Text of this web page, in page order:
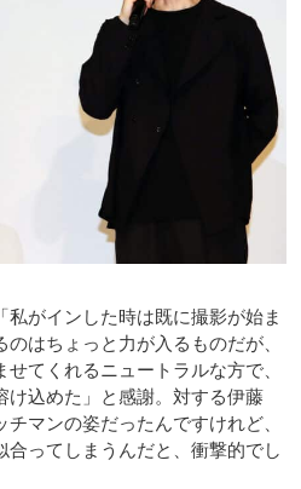
がインした時は既に撮影が始ま
はちょっと力が入るものだが、
てくれるニュートラルな方で、
け込めた」と感謝。対する伊藤
マンの姿だったんですけれど、
ってしまうんだと、衝撃的でし